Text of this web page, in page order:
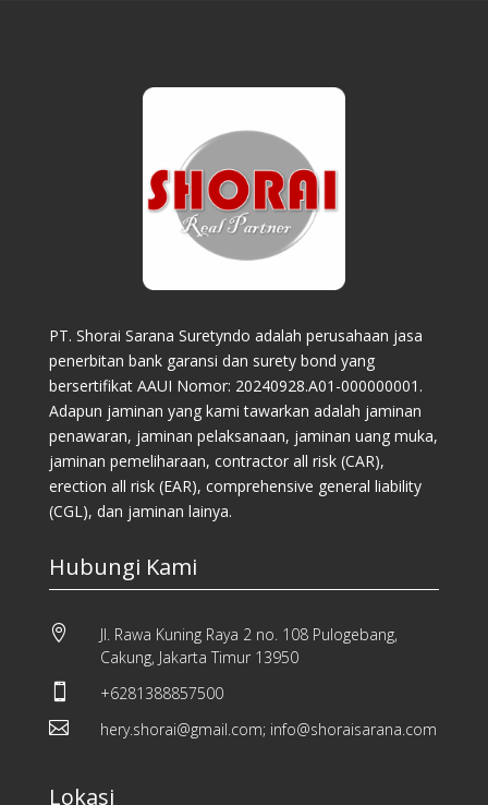
PT. Shorai Sarana Suretyndo adalah perusahaan jasa
penerbitan bank garansi dan surety bond yang
bersertifikat AAUI Nomor: 20240928.A01-000000001.
Adapun jaminan yang kami tawarkan adalah jaminan
penawaran, jaminan pelaksanaan, jaminan uang muka,
jaminan pemeliharaan, contractor all risk (CAR),
erection all risk (EAR), comprehensive general liability
(CGL), dan jaminan lainya.
Hubungi Kami

Jl. Rawa Kuning Raya 2 no. 108 Pulogebang,
Cakung, Jakarta Timur 13950
 +6281388857500
 hery.shorai@gmail.com; info@shoraisarana.com
Lokasi